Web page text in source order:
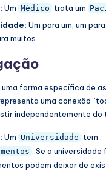
Um Médico trata um
Um para um, um
muitos.
uma forma específica de
uma conexão
independentemente do
Um Universidade tem
. Se a universidade
podem deixar de